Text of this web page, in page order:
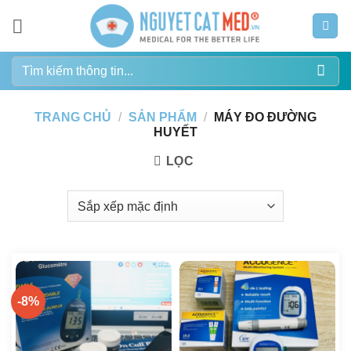
dung
Tìm
kiếm:
TRANG CHỦ / SẢN PHẨM /
MÁY ĐO ĐƯỜNG
HUYẾT
LỌC
-8%